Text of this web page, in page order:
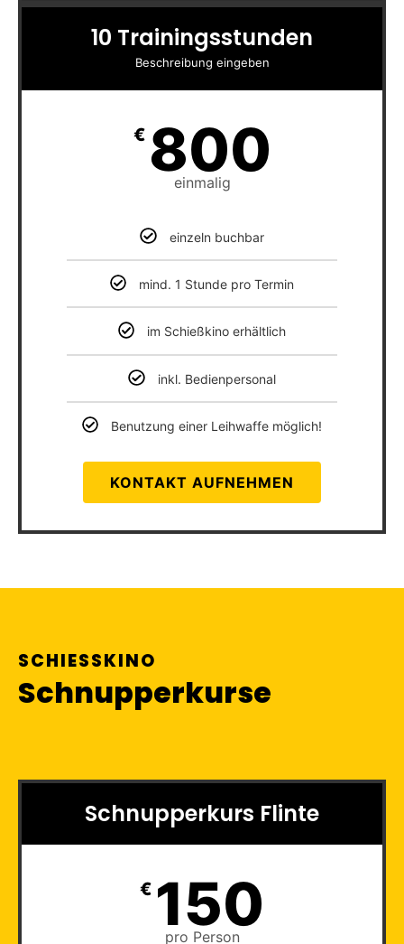
10 Trainingsstunden
Beschreibung eingeben
€ 800
einmalig
einzeln buchbar
mind. 1 Stunde pro Termin
im Schießkino erhältlich
inkl. Bedienpersonal
Benutzung einer Leihwaffe möglich!
KONTAKT AUFNEHMEN
SCHIESSKINO
Schnupperkurse
Schnupperkurs Flinte
€ 150
pro Person